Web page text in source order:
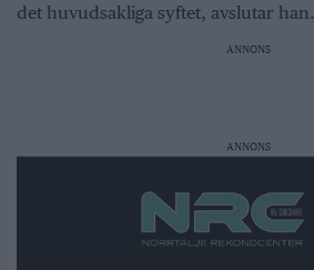
det huvudsakliga syftet, avslutar han.
ANNONS
ANNONS